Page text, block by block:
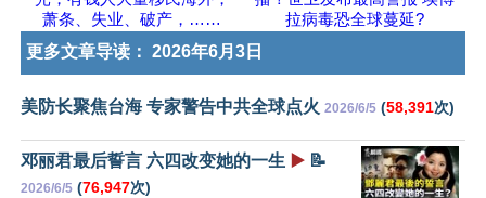
萧条、失业、破产，……
拉病毒恐全球蔓延?
更多文章导读： 2026年6月3日
美防长聚焦台海 专家警告中共全球点火 2026/6/5 (58,391次)
邓丽君最后誓言 六四改变她的一生 ▶️ 📝
2026/6/5 (76,947次)